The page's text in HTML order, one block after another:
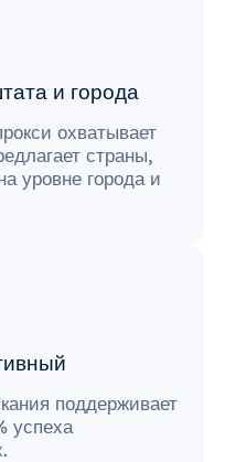
и города
охватывает
страны,
уровне города и
поддерживает
успеха